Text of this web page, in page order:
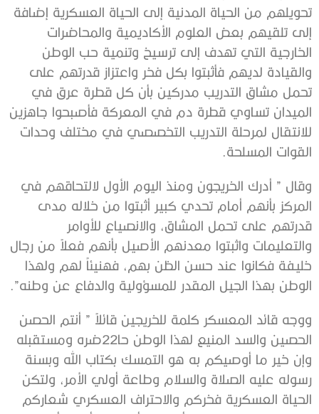
تحويلهم من الحياة المدنية إلى الحياة العسكرية إضافة
إلى تلقيهم بعض العلوم الأكاديمية والمحاضرات
الخارجية التي تهدف إلى ترسيخ وتنمية حب الوطن
والقيادة لديهم فأثبتوا بكل فخر واعتزاز قدرتهم على
تحمل مشاق التدريب مدركين بأن كل قطرة عرق في
الميدان تساوي قطرة دم في المعركة فأصبحوا جاهزين
للانتقال لمرحلة التدريب التخصصي في مختلف وحدات
القوات المسلحة.
وقال ” أدرك الخريجون ومنذ اليوم الأول لالتحاقهم في
المركز بأنهم أمام تحدي كبير أثبتوا من خلاله مدى
قدرتهم على تحمل المشاق، والانصياع للأوامر
والتعليمات واثبتوا معدنهم الأصيل بأنهم فعلاً من رجال
خليفة فكانوا عند حسن الظن بهم، فهنيئاً لهم ولهذا
الوطن بهذا الجيل المقدر للمسؤولية والدفاع عن وطنه”.
ووجه قائد المعسكر كلمة للخريجين قائلاً ” أنتم الحصن
الحصين والسد المنيع لهذا الوطن حا22ضره ومستقبله
وإن خير ما أوصيكم به هو التمسك بكتاب الله وبسنة
رسوله عليه الصلاة والسلام وطاعة أولي الأمر، ولتكن
الحياة العسكرية فخركم والاحتراف العسكري شعاركم